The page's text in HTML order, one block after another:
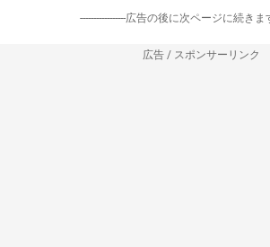
-----------------広告の後に次ページに続きま
広告 / スポンサーリンク